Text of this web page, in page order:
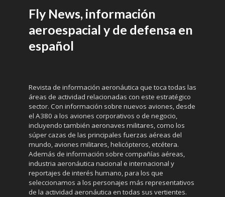
Fly News, información
aeroespacial y de defensa en
español
Revista de información aeronáutica que toca todas las
áreas de actividad relacionadas con este estratégico
sector. Con información sobre nuevos aviones, desde
el A380 a los aviones corporativos o de negocio,
incluyendo también aeronaves militares, como los
súper cazas de las principales fuerzas aéreas del
mundo, aviones militares, helicópteros, etcétera.
Además de información sobre compañías aéreas,
industria aeronáutica nacional e internacional y
reportajes de interés humano, para los que
seleccionamos a los personajes más representativos
de la actividad aeronáutica en todas sus vertientes.